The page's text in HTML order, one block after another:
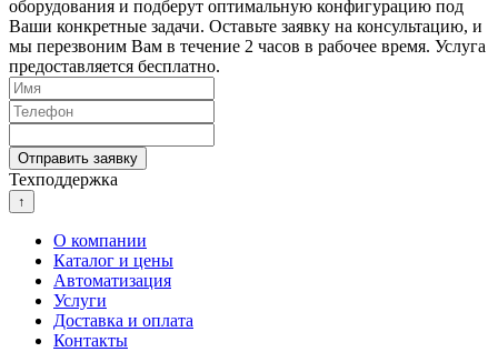
оборудования и подберут оптимальную конфигурацию под
Ваши конкретные задачи. Оставьте заявку на консультацию, и
мы перезвоним Вам в течение 2 часов в рабочее время. Услуга
предоставляется бесплатно.
Техподдержка
↑
О компании
Каталог и цены
Автоматизация
Услуги
Доставка и оплата
Контакты